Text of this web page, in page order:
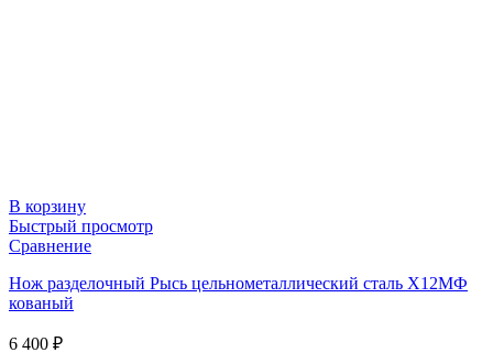
В корзину
Быстрый просмотр
Сравнение
Нож разделочный Рысь цельнометаллический сталь Х12МФ
кованый
6 400 ₽